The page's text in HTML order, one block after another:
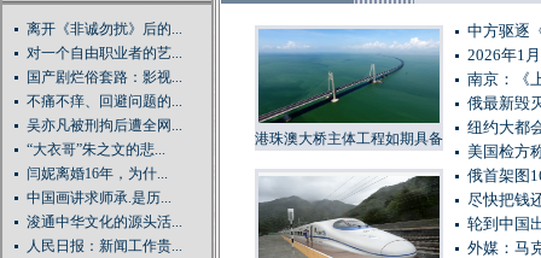
离开《非诚勿扰》后的...
对一个自由职业者的艺...
国产剧烂俗套路：影视...
不痛不痒、回避问题的...
吴亦凡被刑拘后遭全网...
“大衣哥”朱之文的悲...
闫妮离婚16年，为什...
中国画讲求师承.是历...
浚通中华文化的源头活...
人民日报：新闻工作贵...
港珠澳大桥主体工程如期具备
中方驱逐
2026年1
南京：《
俄最新毁
纽约大都
美国检方
俄首架图
尽快把钱
轮到中国
外媒：马